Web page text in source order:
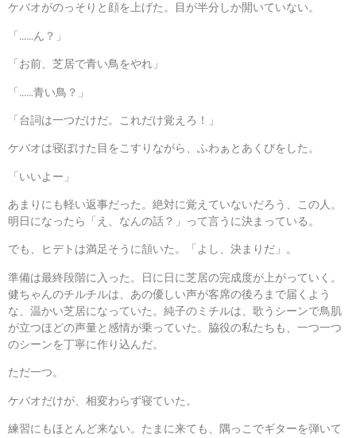
ケバオがのっそりと顔を上げた。目が半分しか開いていない。
「……ん？」
「お前、芝居で青い鳥をやれ」
「……青い鳥？」
「台詞は一つだけだ。これだけ覚えろ！」
ケバオは寝ぼけた目をこすりながら、ふわぁとあくびをした。
「いいよー」
あまりにも軽い返事だった。絶対に覚えていないだろう、この人。
明日になったら「え、なんの話？」って言うに決まっている。
でも、ヒデトは満足そうに頷いた。「よし、決まりだ」。
準備は最終段階に入った。日に日に芝居の完成度が上がっていく。
健ちゃんのチルチルは、あの優しい声が客席の後ろまで届くよう
な、温かい芝居になっていた。純子のミチルは、歌うシーンで鳥肌
が立つほどの声量と感情が乗っていた。脇役の私たちも、一つ一つ
のシーンを丁寧に作り込んだ。
ただ一つ。
ケバオだけが、相変わらず寝ていた。
練習にもほとんど来ない。たまに来ても、隅っこでギターを弾いて